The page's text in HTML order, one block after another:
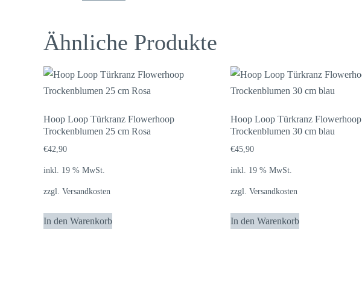
Ähnliche Produkte
Hoop Loop Türkranz Flowerhoop
Trockenblumen 25 cm Rosa
€42,90
inkl. 19 % MwSt.
zzgl. Versandkosten
In den Warenkorb
Hoop Loop Türkranz Flowerhoop
Trockenblumen 30 cm blau
€45,90
inkl. 19 % MwSt.
zzgl.Versandkosten
In den Warenkorb